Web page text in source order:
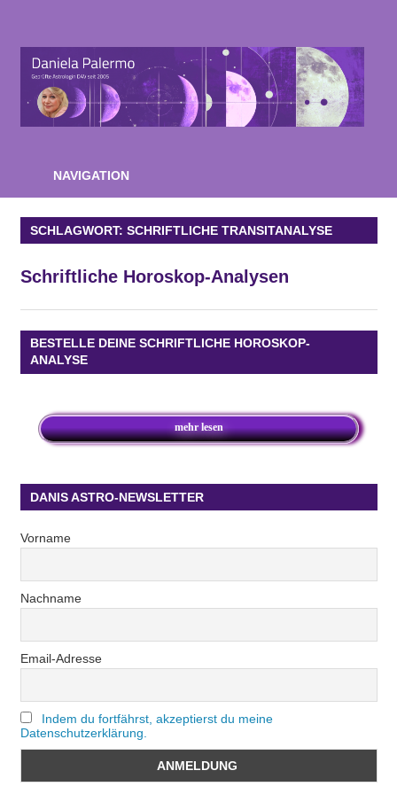
springen
Astrologie-
Beratung-
Daniela-
NAVIGATION
SCHLAGWORT: SCHRIFTLICHE TRANSITANALYSE
Schriftliche Horoskop-Analysen
BESTELLE DEINE SCHRIFTLICHE HOROSKOP-
ANALYSE
mehr lesen
DANIS ASTRO-NEWSLETTER
Vorname
Nachname
Email-Adresse
Indem du fortfährst, akzeptierst du meine
Datenschutzerklärung.